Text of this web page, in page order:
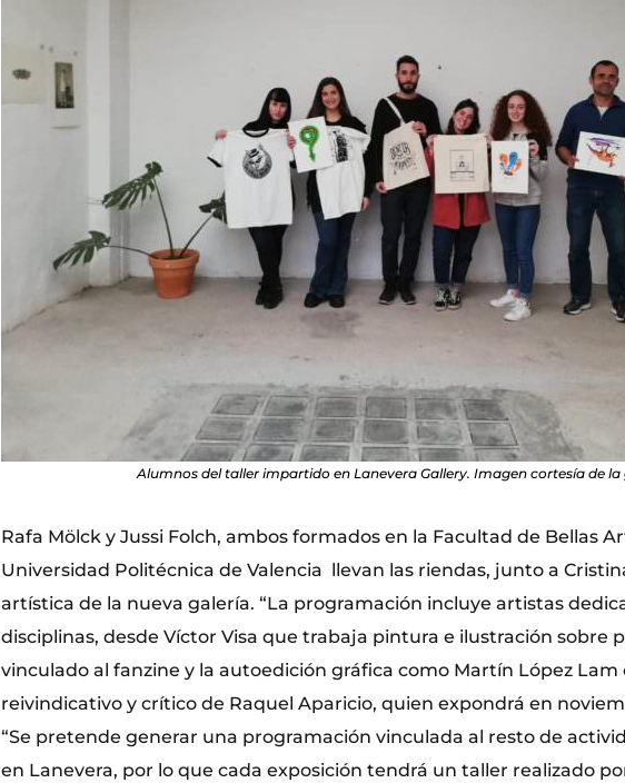
Alumnos del taller impartido en Lanevera Gallery. Imagen cortesía de la
Rafa Mölck y Jussi Folch, ambos formados en la Facultad de Bellas
Universidad Politécnica de Valencia llevan las riendas, junto a
artística de la nueva galería. “La programación incluye artistas
disciplinas, desde Víctor Visa que trabaja pintura e ilustración sobre
vinculado al fanzine y la autoedición gráfica como Martín López Lam
reivindicativo y crítico de Raquel Aparicio, quien expondrá en
“Se pretende generar una programación vinculada al resto de
en Lanevera, por lo que cada exposición tendrá un taller realizado